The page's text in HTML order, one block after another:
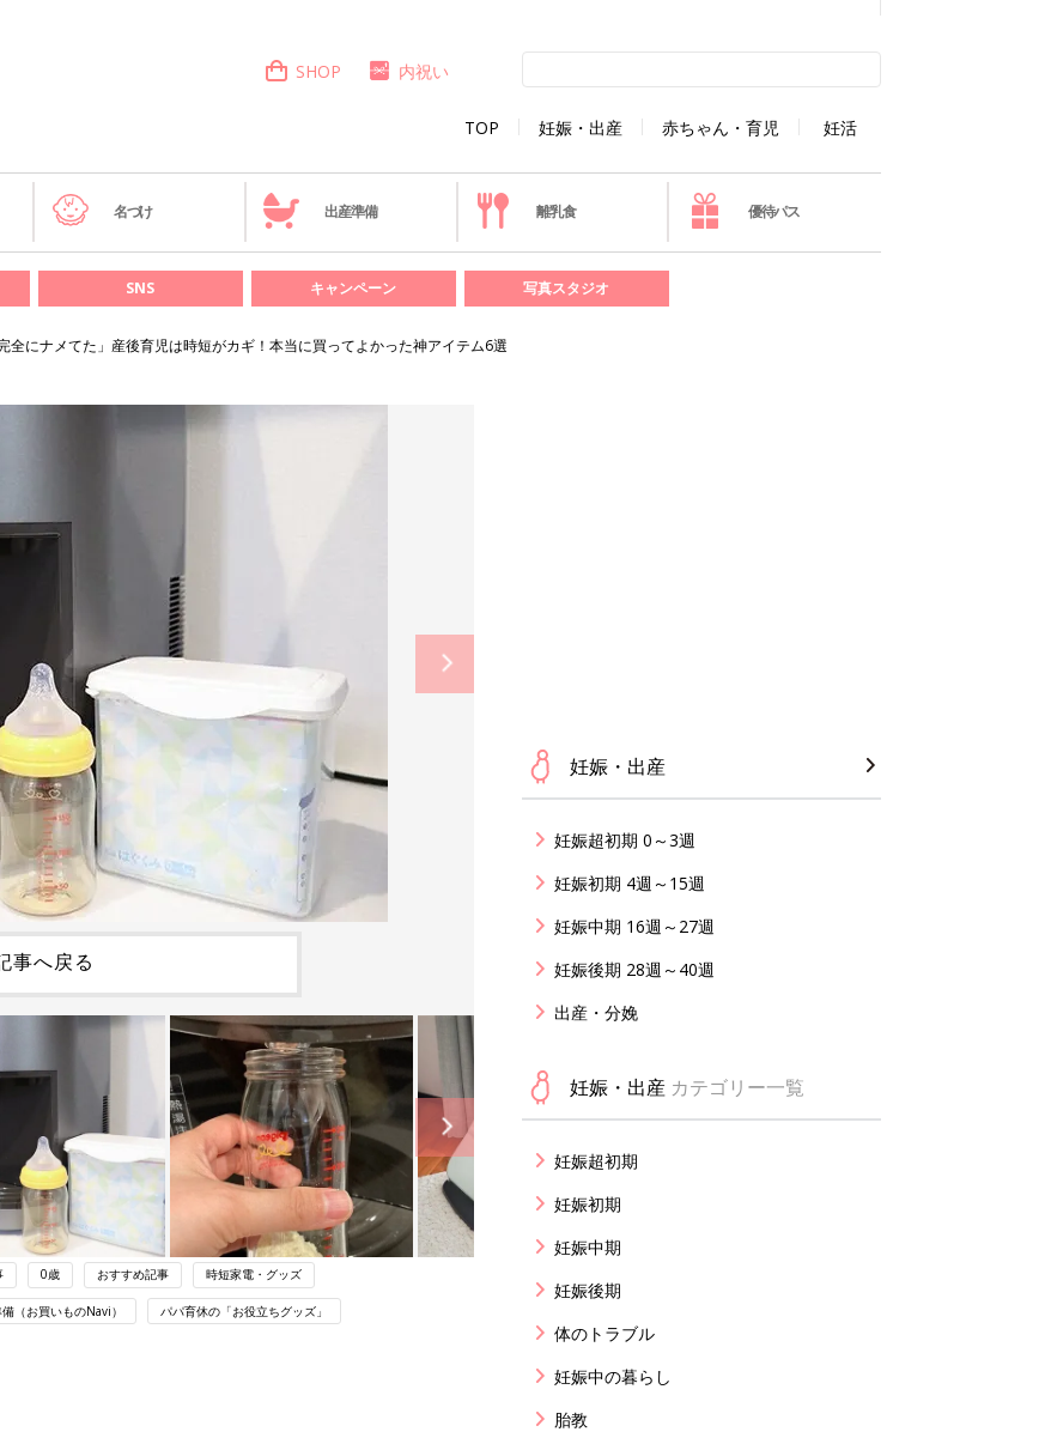
TOP 妊娠・出産 赤ちゃん・育児 妊活
SHOP 内祝い
名づけ 出産準備 離乳食 優待パス
SNS キャンペーン 写真スタジオ
全にナメてた」産後育児は時短がカギ！本当に買ってよかった神アイテム6選
事へ戻る
0歳 おすすめ記事 時短家電・グッズ
（お買いものNavi） パパ育休の「お役立ちグッズ」
妊娠・出産
妊娠超初期 0～3週
妊娠初期 4週～15週
妊娠中期 16週～27週
妊娠後期 28週～40週
出産・分娩
妊娠・出産 カテゴリー一覧
妊娠超初期
妊娠初期
妊娠中期
妊娠後期
体のトラブル
妊娠中の暮らし
胎教